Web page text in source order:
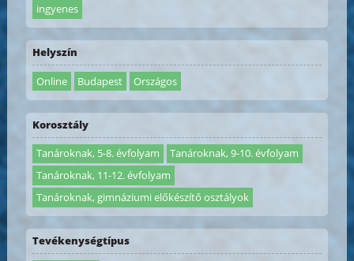
ingyenes
Helyszín
Online Budapest Országos
Korosztály
Tanároknak, 5-8. évfolyam
Tanároknak, 9-10. évfolyam
Tanároknak, 11-12. évfolyam
Tanároknak, gimnáziumi előkészítő osztályok
Tevékenységtípus